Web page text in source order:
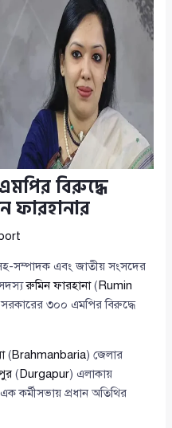
বিরুদ্ধে
ফারহানার
সম্পাদক এবং জাতীয় সংসদের
রুমিন ফারহানা( Rumin
৩০০ এমপির বিরুদ্ধে
(Brahmanbaria) জেলার
( Durgapur) এলাকায়
কর্মীসভায় প্রধান অতিথির